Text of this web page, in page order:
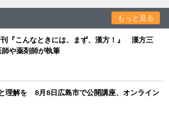
もっと見る
『こんなときには、まず、漢方！』 漢方三
や薬剤師が執筆
理解を 8月8日広島市で公開講座、オンライン